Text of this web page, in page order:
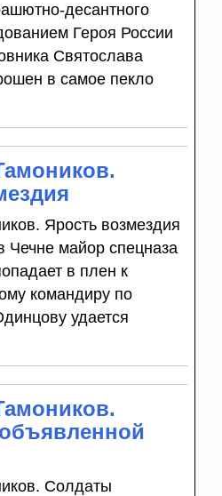
десантного
Героя России
Святослава
в самое пекло
Ярость возмездия
Чечне майор спецназа
в плен к
командиру по
удается
Солдаты